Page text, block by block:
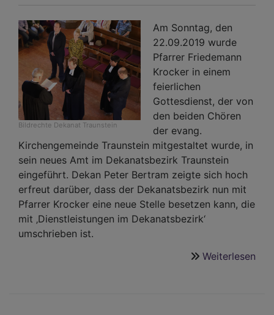
Bildrechte Dekanat Traunstein
Am Sonntag, den
22.09.2019 wurde
Pfarrer Friedemann
Krocker in einem
feierlichen
Gottesdienst, der von
den beiden Chören
der evang.
Kirchengemeinde Traunstein mitgestaltet wurde, in
sein neues Amt im Dekanatsbezirk Traunstein
eingeführt. Dekan Peter Bertram zeigte sich hoch
erfreut darüber, dass der Dekanatsbezirk nun mit
Pfarrer Krocker eine neue Stelle besetzen kann, die
mit ‚Dienstleistungen im Dekanatsbezirk‘
umschrieben ist.
Weiterlesen